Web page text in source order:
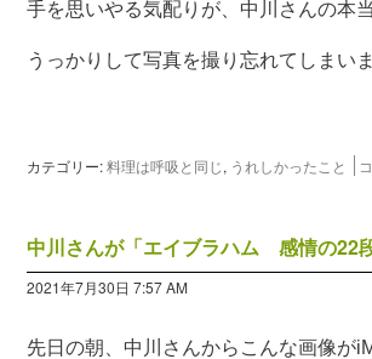
手を思いやる気配りが、中川さんの本
うっかりして写真を撮り忘れてしまい
カテゴリー: 料理は呼吸と同じ, うれしかったこと
中川さんが「エイブラハム 感情の22
2021年7月30日 7:57 AM
先日の朝、中川さんからこんな画像が